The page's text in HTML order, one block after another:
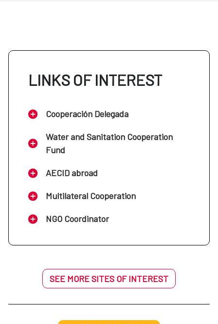
LINKS OF INTEREST
Cooperación Delegada
Water and Sanitation Cooperation
Fund
AECID abroad
Multilateral Cooperation
NGO Coordinator
SEE MORE SITES OF INTEREST